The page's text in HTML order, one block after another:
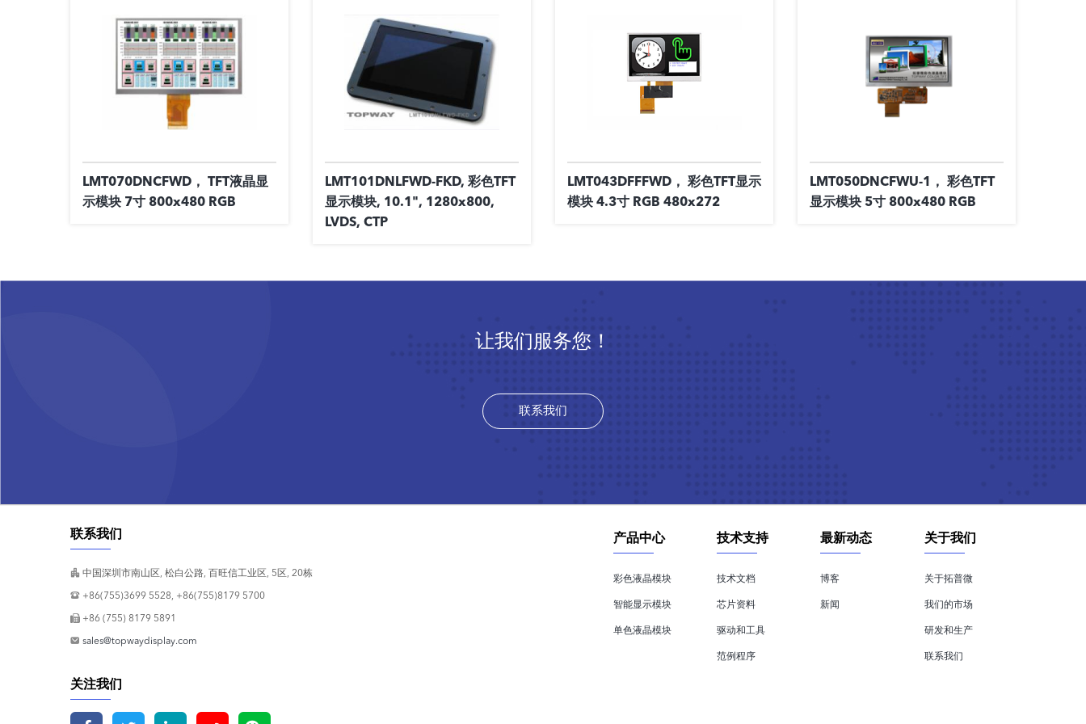
LMT070DNCFWD， TFT液晶显
示模块 7寸 800x480 RGB
LMT101DNLFWD-FKD, 彩色TFT
显示模块, 10.1", 1280x800,
LVDS, CTP
LMT043DFFFWD， 彩色TFT显示
模块 4.3寸 RGB 480x272
LMT050DNCFWU-1， 彩色TFT
显示模块 5寸 800x480 RGB
让我们服务您！
联系我们
联系我们
中国深圳市南山区, 松白公路, 百旺信工业区, 5区, 20栋
+86(755)3699 5528, +86(755)8179 5700
+86 (755) 8179 5891
sales@topwaydisplay.com
关注我们
关于我们
关于拓普微
我们的市场
研发和生产
联系我们
最新动态
博客
新闻
技术支持
技术文档
芯片资料
驱动和工具
范例程序
产品中心
彩色液晶模块
智能显示模块
单色液晶模块